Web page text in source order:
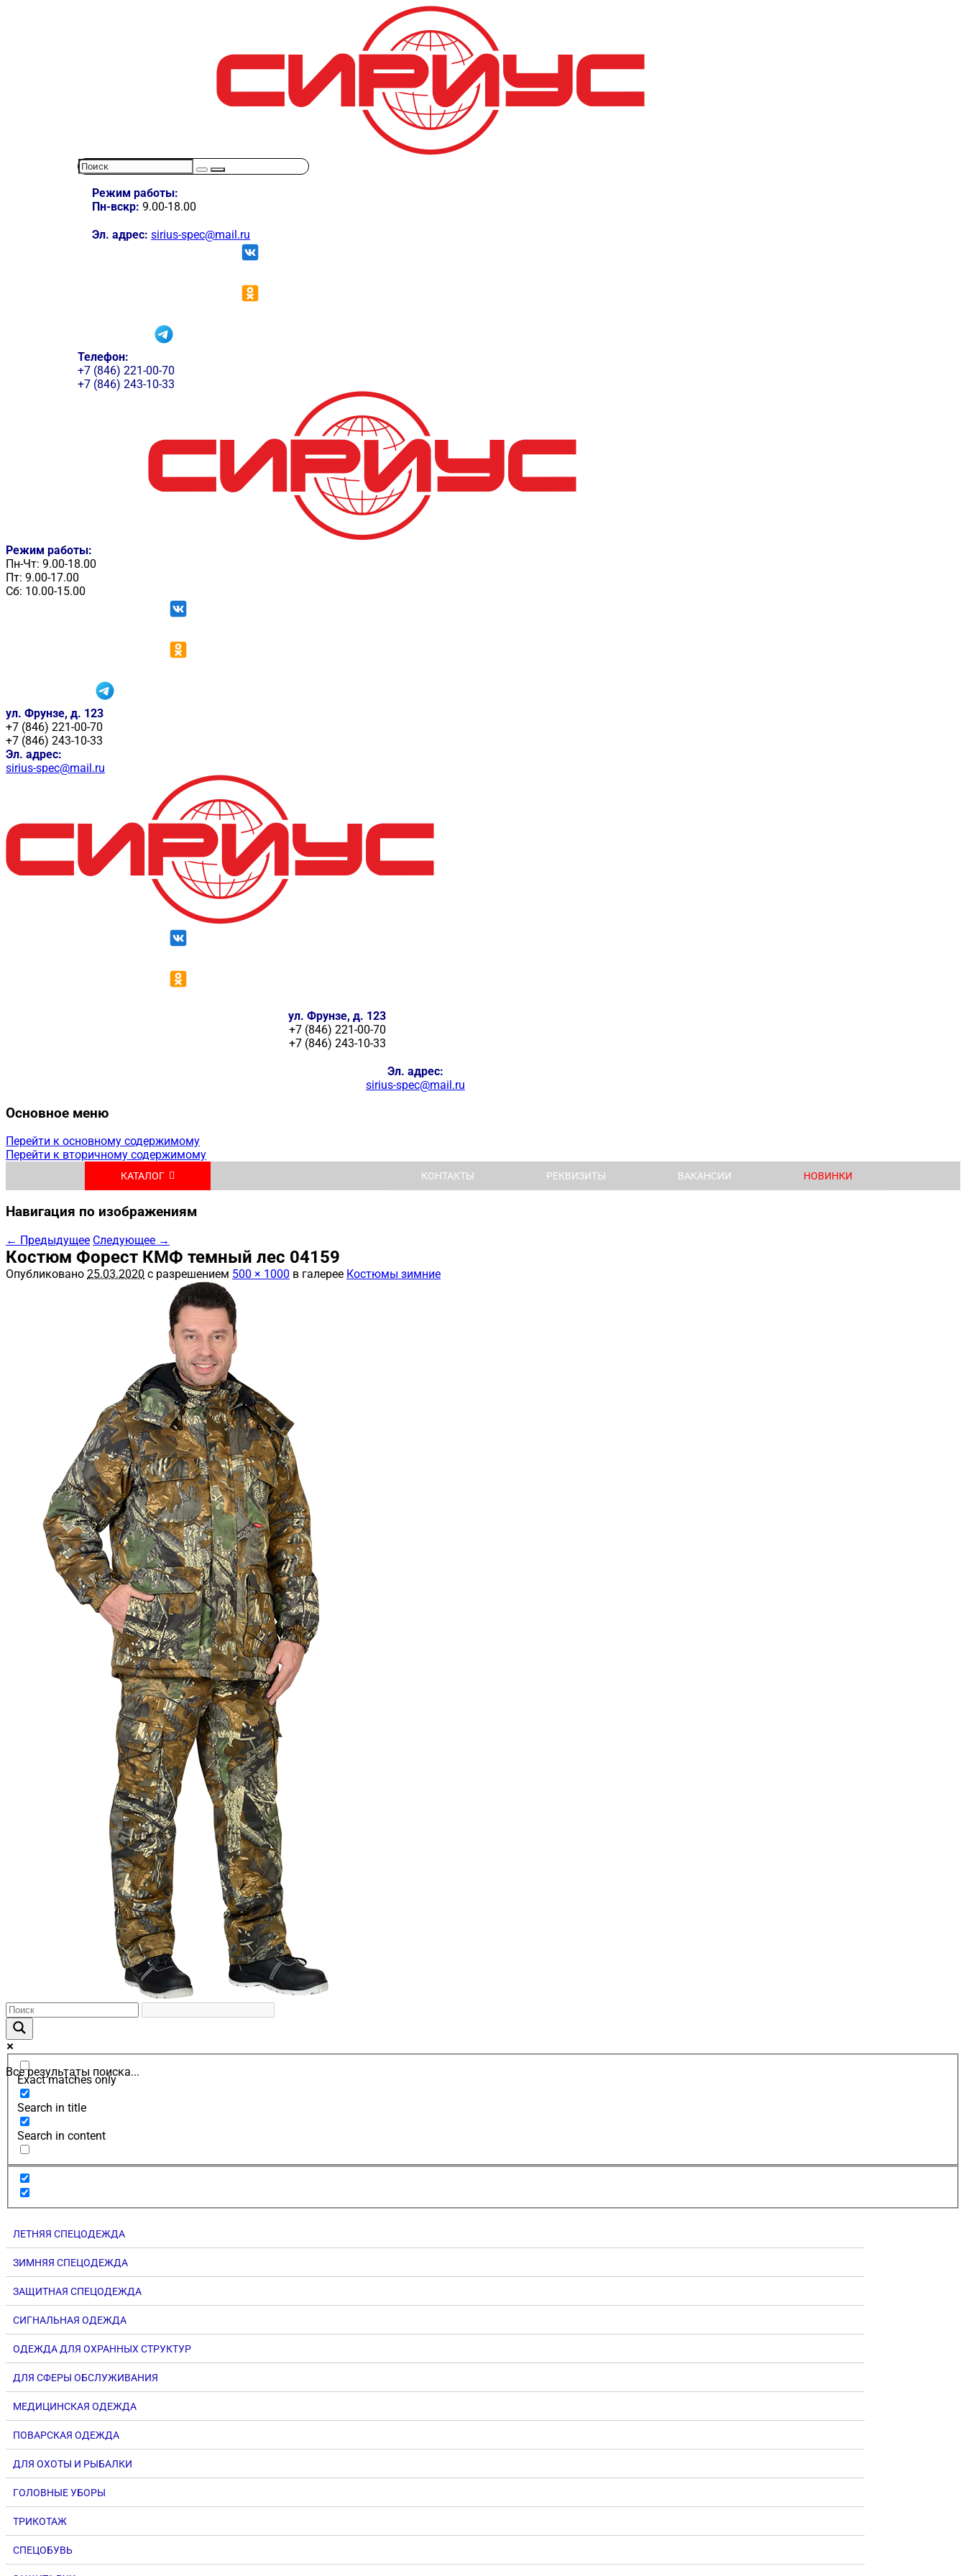
Режим работы:
Пн-вскр: 9.00-18.00
Эл. адрес: sirius-spec@mail.ru
Телефон:
+7 (846) 221-00-70
+7 (846) 243-10-33
Режим работы:
Пн-Чт: 9.00-18.00
Пт: 9.00-17.00
Сб: 10.00-15.00
ул. Фрунзе, д. 123
+7 (846) 221-00-70
+7 (846) 243-10-33
Эл. адрес:
sirius-spec@mail.ru
ул. Фрунзе, д. 123
+7 (846) 221-00-70
+7 (846) 243-10-33
Эл. адрес:
sirius-spec@mail.ru
Основное меню
Перейти к основному содержимому
Перейти к вторичному содержимому
КАТАЛОГ КОНТАКТЫ РЕКВИЗИТЫ ВАКАНСИИ НОВИНКИ
Навигация по изображениям
← Предыдущее Следующее →
Костюм Форест КМФ темный лес 04159
Опубликовано 25.03.2020 с разрешением 500 × 1000 в галерее Костюмы зимние
Все результаты поиска...
Exact matches only
Search in title
Search in content
ЛЕТНЯЯ СПЕЦОДЕЖДА
ЗИМНЯЯ СПЕЦОДЕЖДА
ЗАЩИТНАЯ СПЕЦОДЕЖДА
СИГНАЛЬНАЯ ОДЕЖДА
ОДЕЖДА ДЛЯ ОХРАННЫХ СТРУКТУР
ДЛЯ СФЕРЫ ОБСЛУЖИВАНИЯ
МЕДИЦИНСКАЯ ОДЕЖДА
ПОВАРСКАЯ ОДЕЖДА
ДЛЯ ОХОТЫ И РЫБАЛКИ
ГОЛОВНЫЕ УБОРЫ
ТРИКОТАЖ
СПЕЦОБУВЬ